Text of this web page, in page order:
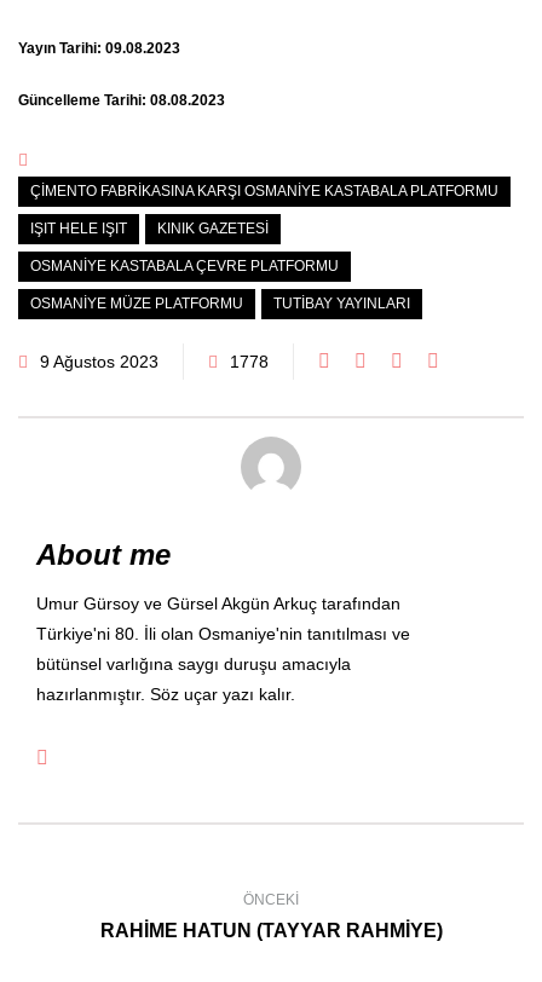
Yayın Tarihi: 09.08.2023
Güncelleme Tarihi: 08.08.2023
ÇIMENTO FABRIKASINA KARŞI OSMANIYE KASTABALA PLATFORMU
IŞIT HELE IŞIT KINIK GAZETESI
OSMANIYE KASTABALA ÇEVRE PLATFORMU
OSMANIYE MÜZE PLATFORMU TUTIBAY YAYINLARI
9 Ağustos 2023 1778
About me
Umur Gürsoy ve Gürsel Akgün Arkuç tarafından
Türkiye'ni 80. İli olan Osmaniye'nin tanıtılması ve
bütünsel varlığına saygı duruşu amacıyla
hazırlanmıştır. Söz uçar yazı kalır.
ÖNCEKI
RAHİME HATUN (TAYYAR RAHMİYE)